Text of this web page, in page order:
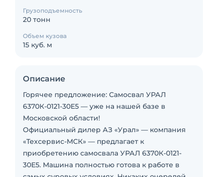
Грузоподъемность
20 тонн
Объем кузова
15 куб. м
Описание
Горячее предложение: Самосвал УРАЛ
6370К-0121-30Е5 — уже на нашей базе в
Московской области!
Официальный дилер АЗ «Урал» — компания
«Техсервис-МСК» — предлагает к
приобретению самосвала УРАЛ 6370К-0121-
30Е5. Машина полностью готова к работе в